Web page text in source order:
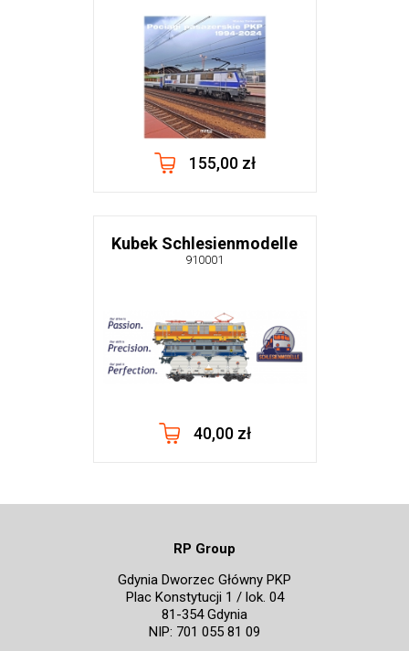
155,00 zł
Kubek Schlesienmodelle
910001
40,00 zł
RP Group
Gdynia Dworzec Główny PKP
Plac Konstytucji 1 / lok. 04
81-354 Gdynia
NIP: 701 055 81 09